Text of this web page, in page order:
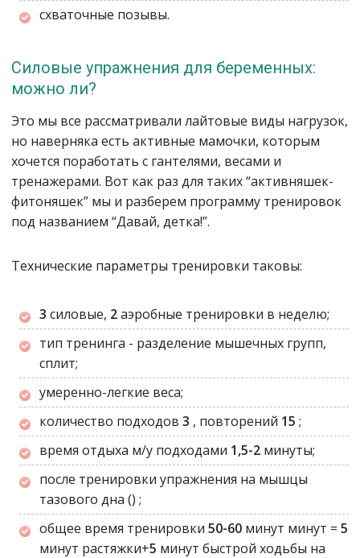
схваточные позывы.
Силовые упражнения для беременных:
можно ли?
Это мы все рассматривали лайтовые виды нагрузок,
но наверняка есть активные мамочки, которым
хочется поработать с гантелями, весами и
тренажерами. Вот как раз для таких “активняшек-
фитоняшек” мы и разберем программу тренировок
под названием “Давай, детка!”.
Технические параметры тренировки таковы:
3 силовые, 2аэробные тренировки в неделю;
тип тренинга - разделение мышечных групп,
сплит;
умеренно-легкие веса;
количество подходов 3 , повторений 15 ;
время отдыха м/у подходами 1,5-2 минуты;
после тренировки упражнения на мышцы
тазового дна () ;
общее время тренировки 50-60 минут минут = 5
минут растяжки+5 минут быстрой ходьбы на